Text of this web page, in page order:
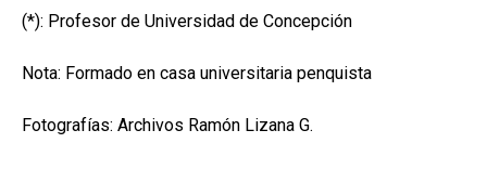
(*): Profesor de Universidad de Concepción
Nota: Formado en casa universitaria penquista
Fotografías: Archivos Ramón Lizana G.